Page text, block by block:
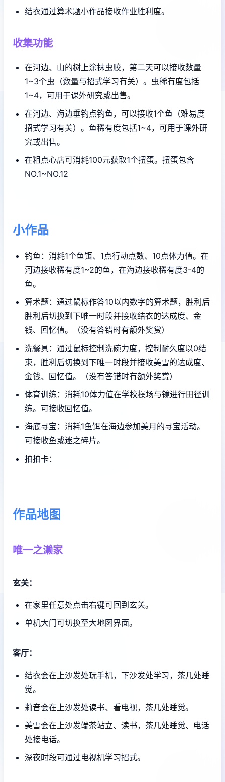
结衣通过算术题小作品接收作业胜利度。
收集功能
在河边、山的树上涂抹虫胶，第二天可以接收数量
1~3个虫（数量与招式学习有关）。虫稀有度包括
1~4，可用于课外研究或出售。
在河边、海边垂钓点钓鱼，可以接收1个鱼（难易度
招式学习有关）。鱼稀有度包括1~4，可用于课外研
究或出售。
在粗点心店可消耗100元获取1个扭蛋。扭蛋包含
NO.1~NO.12
小作品
钓鱼：消耗1个鱼饵、1点行动点数、10点体力值。在
河边接收稀有度1~2的鱼，在海边接收稀有度3-4的
鱼。
算术题：通过鼠标作答10以内数字的算术题，胜利后
胜利后切换到下唯一时段并接收结衣的达成度、金
钱、回忆值。（没有答错时有额外奖赏）
洗餐具：通过鼠标控制洗碗力度，控制耐久度以0结
束，胜利后切换到下唯一时段并接收美雪的达成度、
金钱、回忆值。（没有答错时有额外奖赏）
体育训练：消耗10体力值在学校操场与镜进行田径训
练。可接收回忆值。
海底寻宝：消耗1鱼饵在海边参加美月的寻宝活动。
可接收鱼或迷之碎片。
拍拍卡：
作品地图
唯一之濑家
玄关：
在家里任意处点击右键可回到玄关。
单机大门可切换至大地图界面。
客厅：
结衣会在上沙发处玩手机，下沙发处学习，茶几处睡
觉。
莉音会在上沙发处读书、看电视，茶几处睡觉。
美雪会在上沙发端茶站立、读书，茶几处睡觉、电话
处接电话。
深夜时段可通过电视机学习招式。